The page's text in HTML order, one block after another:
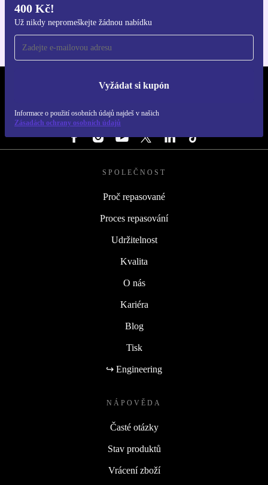
400 Kč!
Už nikdy nepromeškejte žádnou nabídku
Vyžádat si kupón
Informace o použití osobních údajů najdeš v našich
Zásadách ochrany osobních údajů
REFURBED ČESKO - RETHINK NEW.
SLEDUJ NÁS
SPOLEČNOST
Proč repasované
Proces repasování
Udržitelnost
Kvalita
O nás
Kariéra
Blog
Tisk
↪ Engineering
NÁPOVĚDA
Časté otázky
Stav produktů
Vrácení zboží